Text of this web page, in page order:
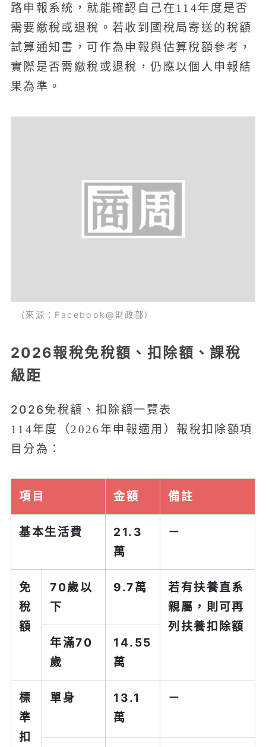
路申報系統，就能確認自己在114年度是否
需要繳稅或退稅。若收到國稅局寄送的稅額
試算通知書，可作為申報與估算稅額參考，
實際是否需繳稅或退稅，仍應以個人申報結
果為準。
(來源：Facebook@財政部)
2026報稅免稅額、扣除額、課稅
級距
2026免稅額、扣除額一覽表
114年度（2026年申報適用）報稅扣除額項
目分為：
項目 金額 備註
基本生活費
21.3
萬
－
免
稅
額
70歲以
下
9.7萬
若有扶養直系
親屬，則可再
列扶養扣除額
年滿70
歲
14.55
萬
標
準
扣
單身
13.1
萬
－